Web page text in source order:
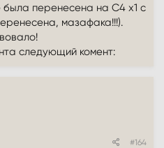
была перенесена на С4 х1 с
мазафака!!!).
следующий комент:
#164